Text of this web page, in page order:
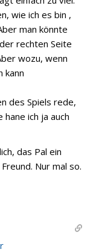
wie ich es bin ,
man könnte
rechten Seite
wozu, wenn
kann
des Spiels rede,
ich ja auch
das Pal ein
Nur mal so.